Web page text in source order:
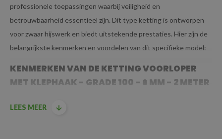
professionele toepassingen waarbij veiligheid en
betrouwbaarheid essentieel zijn. Dit type ketting is ontworpen
voor zwaar hijswerk en biedt uitstekende prestaties. Hier zijn de
belangrijkste kenmerken en voordelen van dit specifieke model:
KENMERKEN VAN DE KETTING VOORLOPER
MET KLEPHAAK - GRADE 100 - 6 MM - 2 METER
GRADE 100 KWALITEIT:
LEES MEER